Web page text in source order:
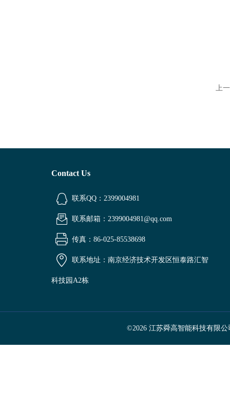
上
Contact Us
联系QQ：2399004981
联系邮箱：2399004981@qq.com
传真：86-025-85538698
联系地址：南京经济技术开发区恒泰路汇智
科技园A2栋
©2026 江苏舜高智能科技有限